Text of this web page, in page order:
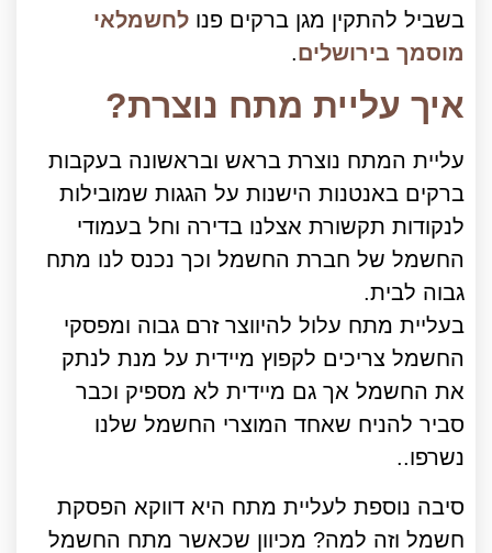
בשביל להתקין מגן ברקים פנו לחשמלאי
מוסמך בירושלים.
איך עליית מתח נוצרת?
עליית המתח נוצרת בראש ובראשונה בעקבות
ברקים באנטנות הישנות על הגגות שמובילות
לנקודות תקשורת אצלנו בדירה וחל בעמודי
החשמל של חברת החשמל וכך נכנס לנו מתח
גבוה לבית.
בעליית מתח עלול להיווצר זרם גבוה ומפסקי
החשמל צריכים לקפוץ מיידית על מנת לנתק
את החשמל אך גם מיידית לא מספיק וכבר
סביר להניח שאחד המוצרי החשמל שלנו
נשרפו..
סיבה נוספת לעליית מתח היא דווקא הפסקת
חשמל וזה למה? מכיוון שכאשר מתח החשמל